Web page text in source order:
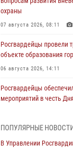
охраны
07 августа 2026, 08:11
Росгвардейцы провели
объекте образования
06 августа 2026, 14:11
Росгвардейцы
мероприятий в честь
Начальник
Росгвардии принял
ПОПУЛЯРНЫЕ
В Управлении